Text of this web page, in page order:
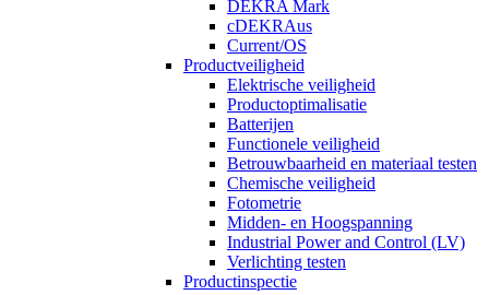
DEKRA Mark
cDEKRAus
Current/OS
Productveiligheid
Elektrische veiligheid
Productoptimalisatie
Batterijen
Functionele veiligheid
Betrouwbaarheid en materiaal testen
Chemische veiligheid
Fotometrie
Midden- en Hoogspanning
Industrial Power and Control (LV)
Verlichting testen
Productinspectie